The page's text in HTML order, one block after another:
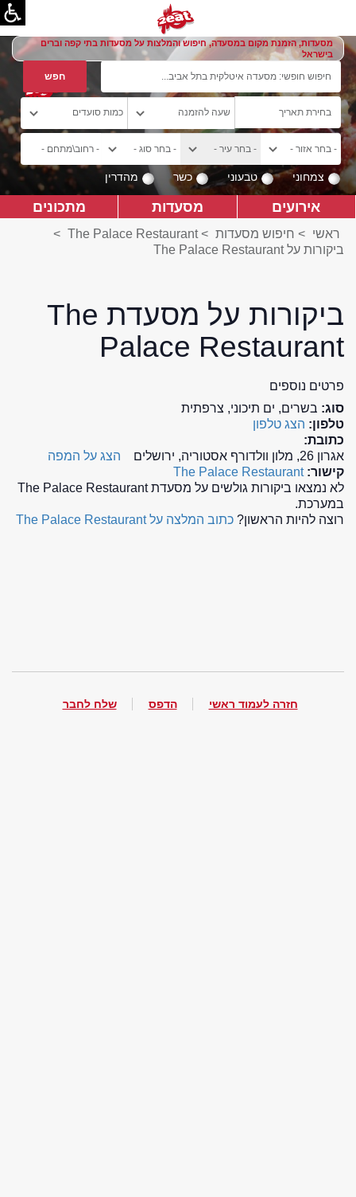
מסעדות, הזמנת מקום במסעדה, חיפוש והמלצות על מסעדות בתי קפה וברים
בישראל
צמחוני טבעוני כשר מהדרין
אירועים מסעדות מתכונים
ראשי > חיפוש מסעדות >
The Palace Restaurant
>
ביקורות על The Palace Restaurant
ביקורות על מסעדת The
Palace Restaurant
פרטים נוספים
סוג: בשרים, ים תיכוני, צרפתית
טלפון: הצג טלפון
כתובת:
אגרון 26, מלון וולדורף אסטוריה, ירושלים
הצג על המפה
קישור:The Palace Restaurant
לא נמצאו ביקורות גולשים על מסעדת The Palace Restaurant
במערכת.
רוצה להיות הראשון? כתוב המלצה על The Palace Restaurant
חזרה לעמוד ראשי הדפס שלח לחבר